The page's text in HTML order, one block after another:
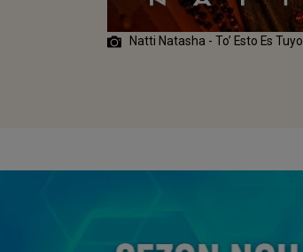
Natti Natasha - To’ Esto Es Tuyo